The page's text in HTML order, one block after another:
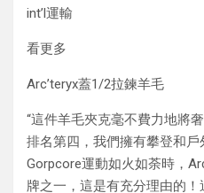
int’l運輸
看更多
Arc’teryx蓋1/2拉鍊羊毛
“這件羊毛夾克毫不費力地將
排名第四，我們擁有攀登和戶
Gorpcore運動如火如荼時，
牌之一，這是有充分理由的！